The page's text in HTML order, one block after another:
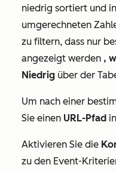
niedrig sortiert und
umgerechneten
zu filtern, dass nur
angezeigt werden ,
Niedrig über der
Um nach einer
Sie einen URL-Pfad
Aktivieren Sie die
zu den Event-